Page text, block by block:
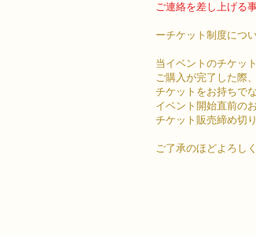
ご連絡を差し上げる
ーチケット制度につ
当イベントのチケット
ご購入が完了した際
チケットをお持ちで
イベント開始直前の
チケット販売締め切り
ご了承のほどよろし